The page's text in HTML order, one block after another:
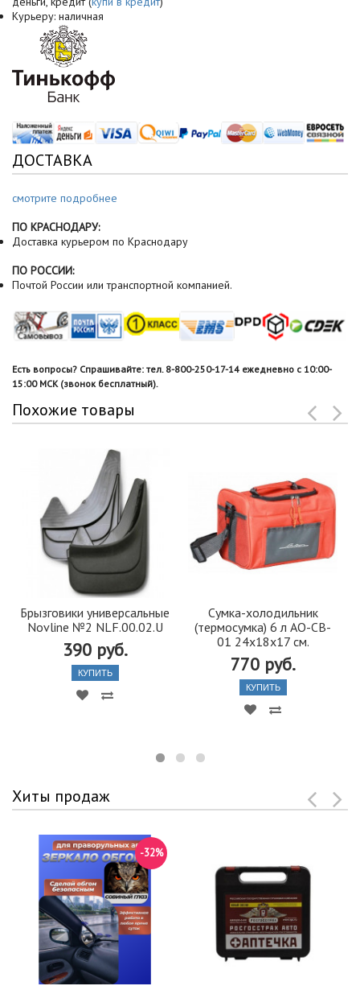
Курьеру: наличная
ДОСТАВКА
смотрите подробнее
ПО КРАСНОДАРУ:
Доставка курьером по Краснодару
ПО РОССИИ:
Почтой России или транспортной компанией.
Есть вопросы? Спрашивайте: тел. 8-800-250-17-14 ежедневно с 10:00-
15:00 МСК (звонок бесплатный).
Похожие товары
Брызговики универсальные
Novline №2 NLF.00.02.U
390 руб.
КУПИТЬ
Сумка-холодильник
(термосумка) 6 л AO-CB-
01 24х18х17 см.
770 руб.
КУПИТЬ
Хиты продаж
-32%